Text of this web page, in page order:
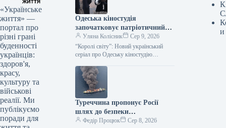
«Українське
життя» —
портал про
різні грані
буденності
українців:
здоров'я,
красу,
культуру та
військові
реалії. Ми
публікуємо
поради для
Одеська кіностудія
започатковує патріотичний
серіал «Королі світу»
Уляна Колісник
Сер 9, 2026
“Королі світу”: Новий український
серіал про Одеську кіностудію
Компанія-виробник успішно пройшла
конкурсний відбір Міністерства
культури України, здобувши…
Туреччина пропонує Росії
шлях до безпеки
судноплавства в Чорному
Федір Процюк
Сер 8, 2026
и